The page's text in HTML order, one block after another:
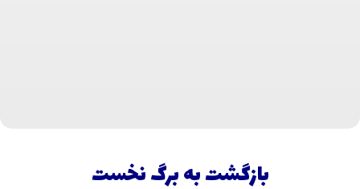
بازگشت به برگ نخست